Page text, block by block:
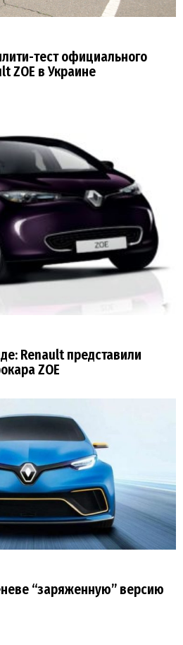
тест официального
ZOE в Украине
Renault представили
ZOE
“заряженную” версию